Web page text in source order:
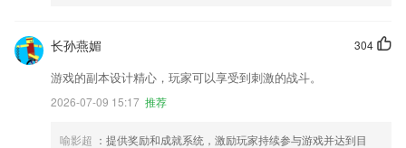
304
长孙燕媚
游戏的副本设计精心，玩家可以享受到刺激的战斗。
2026-07-09 15:17 推荐
喻影超 ：提供奖励和成就系统，激励玩家持续参与游戏并达到目